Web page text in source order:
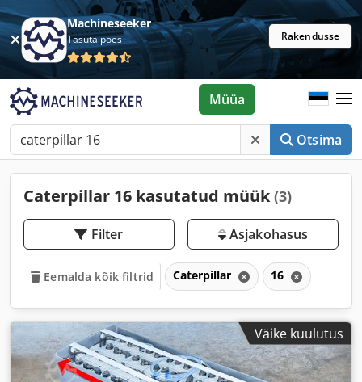
Machineseeker
Tasuta poes Rakendusse
Otsima
Müüa
Caterpillar 16 kasutatud müük (3)
Filter Asjakohasus
Eemalda kõik filtrid Caterpillar 16
Väike kuulutus